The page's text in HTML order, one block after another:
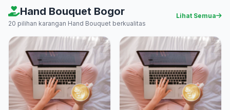
Hand Bouquet Bogor
20 pilihan karangan Hand Bouquet berkualitas
Lihat Semua